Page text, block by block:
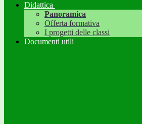
Didattica
Panoramica
Offerta formativa
I progetti delle classi
Documenti utili